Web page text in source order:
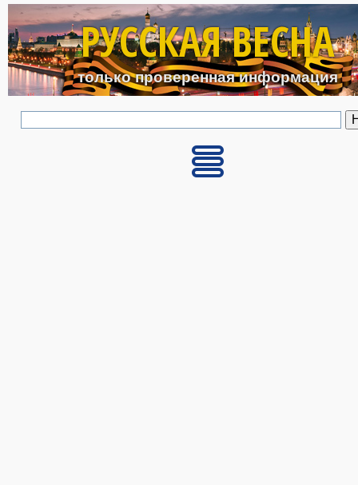
Перейти к основному
РУССКАЯ ВЕСНА
только проверенная информация